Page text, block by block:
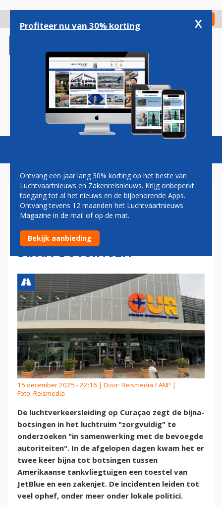
gaan
Check in
Magazine Podcasts Vacatures
LUCHTVERKEERSLEIDING
CURAÇAO BELOOFT
ZORGVULDIG ONDERZOEK
BIJNA-BOTSINGEN
15 december 2025 - 22:16 | Door: Reismedia / ANP |
Foto: Reismedia
De luchtverkeersleiding op Curaçao zegt de bijna-
botsingen in het luchtruim "zorgvuldig" te
onderzoeken "in samenwerking met de bevoegde
autoriteiten". In de afgelopen dagen kwam het er
twee keer bijna tot botsingen tussen
Amerikaanse tankvliegtuigen een toestel van
JetBlue en een zakenjet. De incidenten leiden tot
veel ophef, onder meer onder lokale politici.
Profiteer nu van 30% korting x
Ontvang een jaar lang 30% korting op het beste van
Luchtvaartnieuws en Zakenreisnieuws. Krijg onbeperkt
toegang tot al het nieuws en de bijbehorende Apps.
Ontvang tevens 12 maanden het Luchtvaartnieuws
Magazine in de mail of op de mat.
Bekijk aanbieding